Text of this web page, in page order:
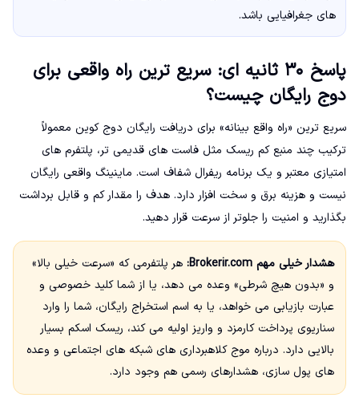
های جغرافیایی باشد.
پاسخ ۳۰ ثانیه ای: سریع ترین راه واقعی برای
دوج رایگان چیست؟
سریع ترین «راه واقع بینانه» برای دریافت رایگان دوج کوین معمولاً
ترکیب چند منبع کم ریسک مثل فاست های قدیمی تر، پلتفرم های
امتیازی معتبر و یک برنامه ریفرال شفاف است. ماینینگ واقعی رایگان
نیست و هزینه برق و سخت افزار دارد. هدف را مقدار کم و قابل برداشت
بگذارید و امنیت را جلوتر از سرعت قرار دهید.
هشدار خیلی مهم Brokerir.com:
هر پلتفرمی که «سرعت خیلی بالا»
و «بدون هیچ شرطی» وعده می دهد، یا از شما کلید خصوصی و
عبارت بازیابی می خواهد، یا به اسم استخراج رایگان، شما را وارد
سناریوی پرداخت کارمزد و واریز اولیه می کند، ریسک اسکم بسیار
بالایی دارد. درباره موج کلاهبرداری های شبکه های اجتماعی و وعده
های پول سازی، هشدارهای رسمی هم وجود دارد.